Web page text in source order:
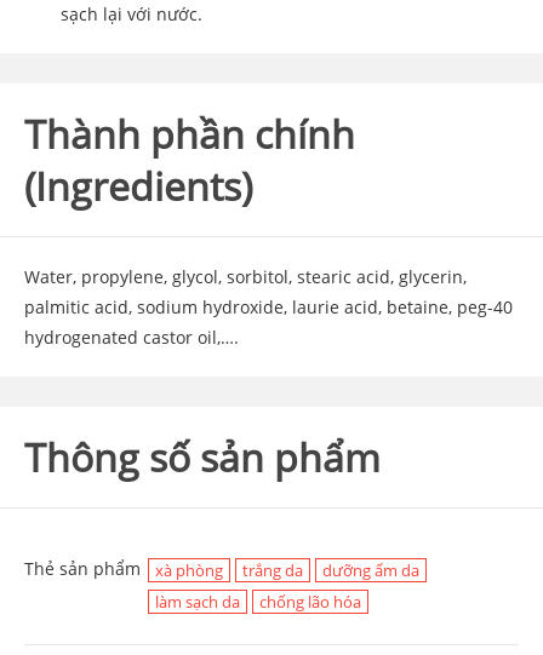
sạch lại với nước.
Thành phần chính
(Ingredients)
Water, propylene, glycol, sorbitol, stearic acid, glycerin,
palmitic acid, sodium hydroxide, laurie acid, betaine, peg-40
hydrogenated castor oil,….
Thông số sản phẩm
Thẻ sản phẩm xà phòng trắng da
dưỡng ẩm da
làm sạch da
chống lão hóa